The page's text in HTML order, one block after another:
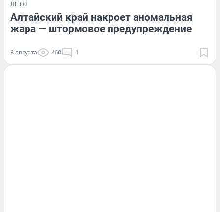
ЛЕТО
Алтайский край накроет аномальная
жара — штормовое предупреждение
8 августа 460 1